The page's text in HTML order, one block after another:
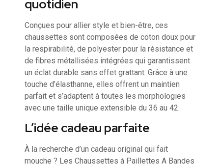
quotidien
Conçues pour allier style et bien-être, ces
chaussettes sont composées de coton doux pour
la respirabilité, de polyester pour la résistance et
de fibres métallisées intégrées qui garantissent
un éclat durable sans effet grattant. Grâce à une
touche d’élasthanne, elles offrent un maintien
parfait et s’adaptent à toutes les morphologies
avec une taille unique extensible du 36 au 42.
L’idée cadeau parfaite
À la recherche d’un cadeau original qui fait
mouche ? Les Chaussettes à Paillettes A Bandes